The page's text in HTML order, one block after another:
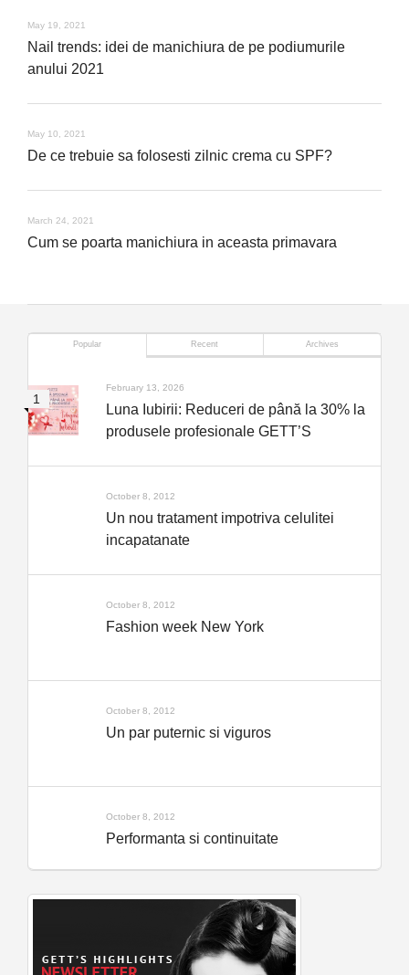
May 19, 2021
Nail trends: idei de manichiura de pe podiumurile
anului 2021
May 10, 2021
De ce trebuie sa folosesti zilnic crema cu SPF?
March 24, 2021
Cum se poarta manichiura in aceasta primavara
Popular Recent Archives
February 13, 2026
Luna Iubirii: Reduceri de până la 30% la
produsele profesionale GETT’S
October 8, 2012
Un nou tratament impotriva celulitei
incapatanate
October 8, 2012
Fashion week New York
October 8, 2012
Un par puternic si viguros
October 8, 2012
Performanta si continuitate